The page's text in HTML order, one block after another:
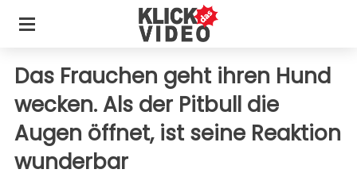
Das Frauchen geht ihren Hund
wecken. Als der Pitbull die
Augen öffnet, ist seine Reaktion
wunderbar